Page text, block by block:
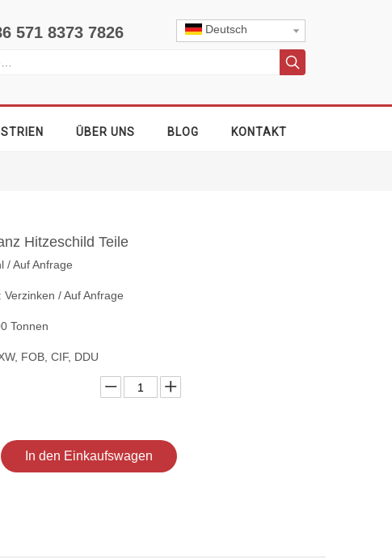
571 8373 7826 Deutsch
ÜBER UNS BLOG KONTAKT
Hitzeschild Teile
/ Auf Anfrage
/ Auf Anfrage
Tonnen
FOB, CIF, DDU
In den Einkaufswagen